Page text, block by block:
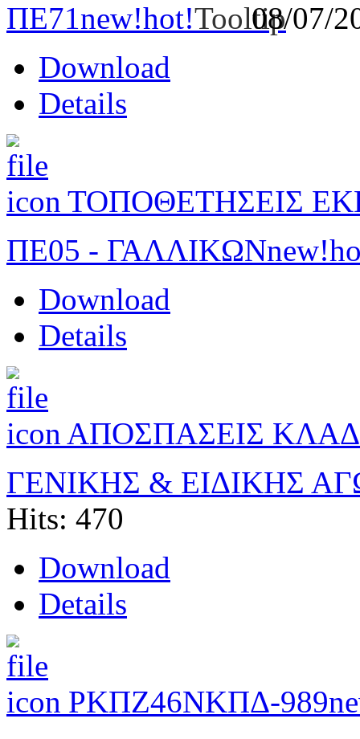
ΠΕ71new!hot!
08/07/
Download
Details
ΤΟΠΟΘΕΤΗΣΕΙΣ
ΠΕ05 - ΓΑΛΛΙΚΩΝnew!
Download
Details
ΑΠΟΣΠΑΣΕΙΣ
ΓΕΝΙΚΗΣ & ΕΙΔΙΚΗΣ
Hits: 470
Download
Details
ΡΚΠΖ46ΝΚΠΔ-989